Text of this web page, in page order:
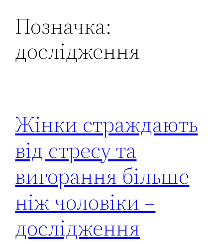
Позначка:
дослідження
Жінки страждають
від стресу та
вигорання більше
ніж чоловіки –
дослідження